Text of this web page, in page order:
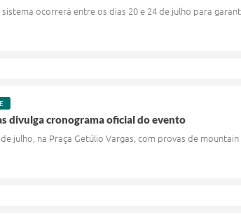
ocorrerá entre os dias 20 e 24 de julho para
divulga cronograma oficial do evento
julho, na Praça Getúlio Vargas, com provas de